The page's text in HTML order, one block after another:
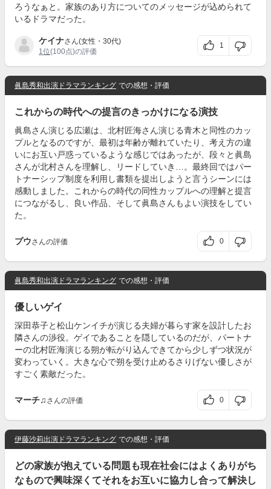
ろうなぁと。家族のあり方についてのメッセージが込められて
いるドラマだった。
ケイナさん(女性・30代)
1位(100点)の評価
1
眞島秀和出演ドラマランキング での感想・評価
これからの時代への提言のきっかけになる演技
眞島さん演じる広瀬は、北村匠海さん演じる青木と同性のカッ
プルとなるのですが、最初は年齢が離れていたり、考え方の違
いにお互い戸惑っているような感じではあったが、段々と眞島
さんが北村さんを理解し、リードしていき…。最終回ではパー
トナーシップ制度を利用し書類を提出しようと言うシーンには
感動しました。これからの時代の同性カップルへの理解と提言
につながるし、良い作品、そして眞島さんもよい演技をしてい
た。
プウさんの評価 0
眞島秀和出演ドラマランキング での感想・評価
優しいゲイ
深田恭子と松山ケンイチが演じる夫婦が暮らす家を設計したお
隣さんの渉役。ゲイであることを隠しているのだが、パートナ
ーの北村匠海演じる朔が転がり込んできてから少しずつ状況が
変わっていく。大きな心で朔を受け止めるさりげない優しさが
すごく素敵だった。
マーチ♫ さんの評価 0
伊藤沙莉出演ドラマランキング での感想・評価
どの家族が抱えている問題も現在社会にはよくありがち
なもので興味深くてそれをお互いに協力し合って解決し